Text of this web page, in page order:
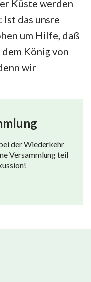
Küste werden
Ist das unsre
um Hilfe, daß
König von
wir
der Wiederkehr
Versammlung teil